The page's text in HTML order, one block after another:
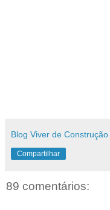
Blog Viver de Construção
Compartilhar
89 comentários: